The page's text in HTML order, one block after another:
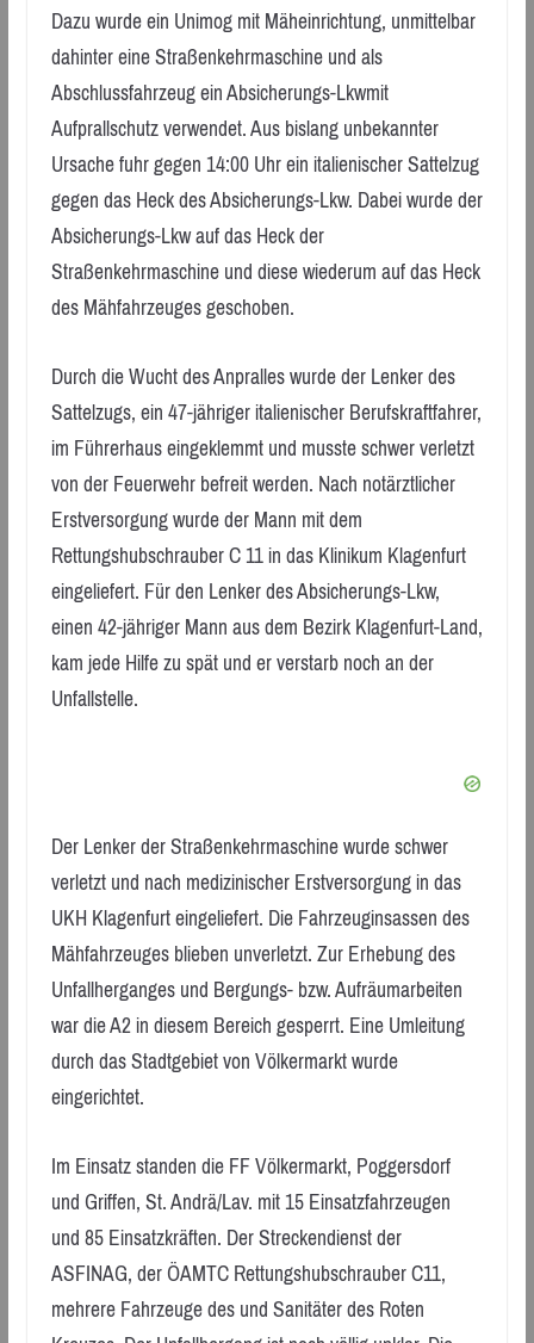
Dazu wurde ein Unimog mit Mäheinrichtung, unmittelbar
dahinter eine Straßenkehrmaschine und als
Abschlussfahrzeug ein Absicherungs-Lkwmit
Aufprallschutz verwendet. Aus bislang unbekannter
Ursache fuhr gegen 14:00 Uhr ein italienischer Sattelzug
gegen das Heck des Absicherungs-Lkw. Dabei wurde der
Absicherungs-Lkw auf das Heck der
Straßenkehrmaschine und diese wiederum auf das Heck
des Mähfahrzeuges geschoben.
Durch die Wucht des Anpralles wurde der Lenker des
Sattelzugs, ein 47-jähriger italienischer Berufskraftfahrer,
im Führerhaus eingeklemmt und musste schwer verletzt
von der Feuerwehr befreit werden. Nach notärztlicher
Erstversorgung wurde der Mann mit dem
Rettungshubschrauber C 11 in das Klinikum Klagenfurt
eingeliefert. Für den Lenker des Absicherungs-Lkw,
einen 42-jähriger Mann aus dem Bezirk Klagenfurt-Land,
kam jede Hilfe zu spät und er verstarb noch an der
Unfallstelle.
Der Lenker der Straßenkehrmaschine wurde schwer
verletzt und nach medizinischer Erstversorgung in das
UKH Klagenfurt eingeliefert. Die Fahrzeuginsassen des
Mähfahrzeuges blieben unverletzt. Zur Erhebung des
Unfallherganges und Bergungs- bzw. Aufräumarbeiten
war die A2 in diesem Bereich gesperrt. Eine Umleitung
durch das Stadtgebiet von Völkermarkt wurde
eingerichtet.
Im Einsatz standen die FF Völkermarkt, Poggersdorf
und Griffen, St. Andrä/Lav. mit 15 Einsatzfahrzeugen
und 85 Einsatzkräften. Der Streckendienst der
ASFINAG, der ÖAMTC Rettungshubschrauber C11,
mehrere Fahrzeuge des und Sanitäter des Roten